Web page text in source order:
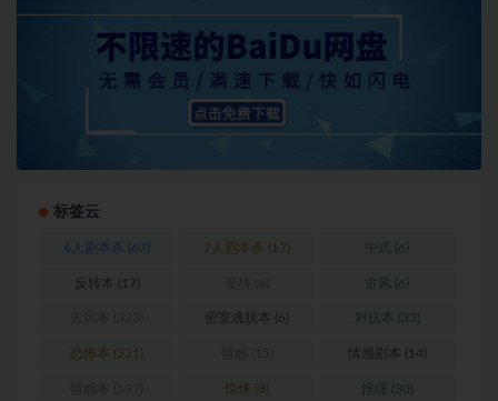
标签云
6人剧本杀 (67) 7人剧本杀 (17) 中式 (6)
反转本 (17) 古风 (6)
密室逃脱本 (6) 对抗本 (33)
恐怖本 (221) 情感剧本 (14)
惊悚 (8) 推理 (30)